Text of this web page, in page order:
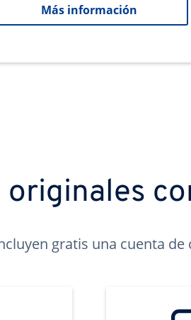
Más información
gratis una cuenta de